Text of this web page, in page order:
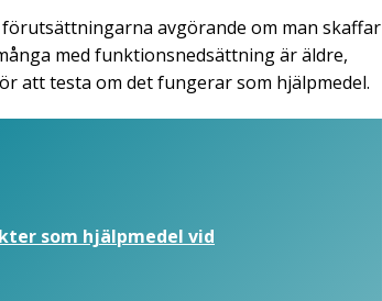
avgörande om man skaffar
med funktionsnedsättning är äldre,
att testa om det fungerar som hjälpmedel.
som hjälpmedel vid